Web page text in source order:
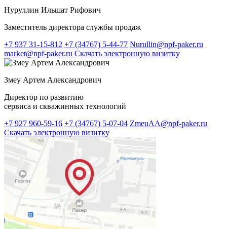
Нуруллин Ильшат Рифович
Заместитель директора службы продаж
+7 937 31-15-812 +7 (34767) 5-44-77 Nurullin@npf-paker.ru
market@npf-paker.ru Скачать электронную визитку
Змеу Артем Александрович
Директор по развитию
сервиса и скважинных технологий
+7 927 960-59-16 +7 (34767) 5-07-04 ZmeuAA@npf-paker.ru
Скачать электронную визитку